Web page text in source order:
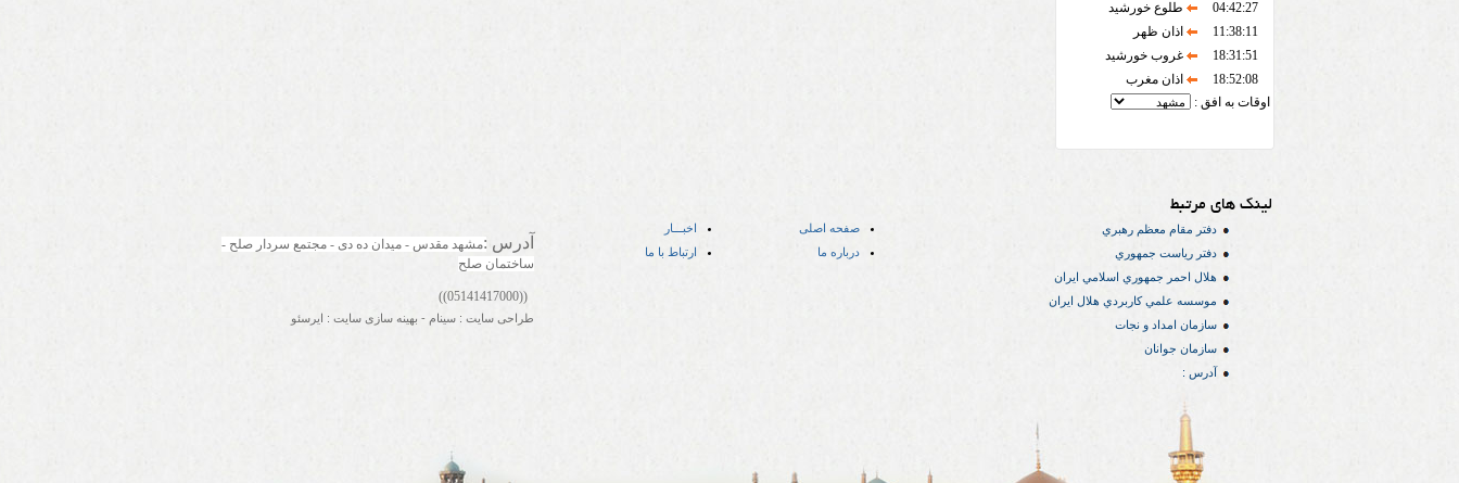
04:42:27
طلوع خورشید
11:38:11
اذان ظهر
18:31:51
غروب خورشید
18:52:08
اذان مغرب
اوقات به افق :
لینک های مرتبط
دفتر مقام معظم رهبري
دفتر رياست جمهوري
هلال احمر جمهوري اسلامي ايران
موسسه علمي كاربردي هلال ایران
سازمان امداد و نجات
سازمان جوانان
آدرس :
صفحه اصلی
اخبـــار
درباره ما
ارتباط با ما آدرس :
ساختمان صلح
((05141417000))
طراحی سایت : سینام - بهینه سازی سایت : ایرسئو